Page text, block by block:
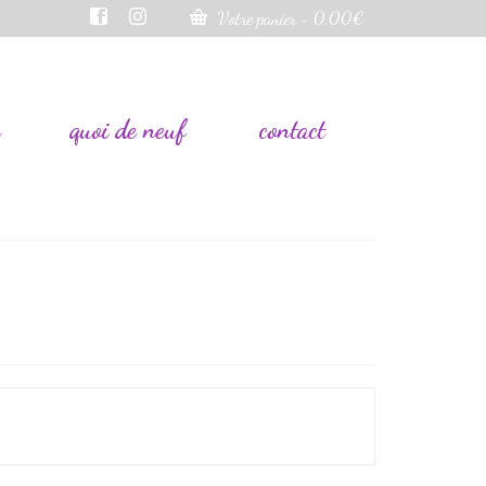
Votre panier - 0,00€
quoi de neuf contact